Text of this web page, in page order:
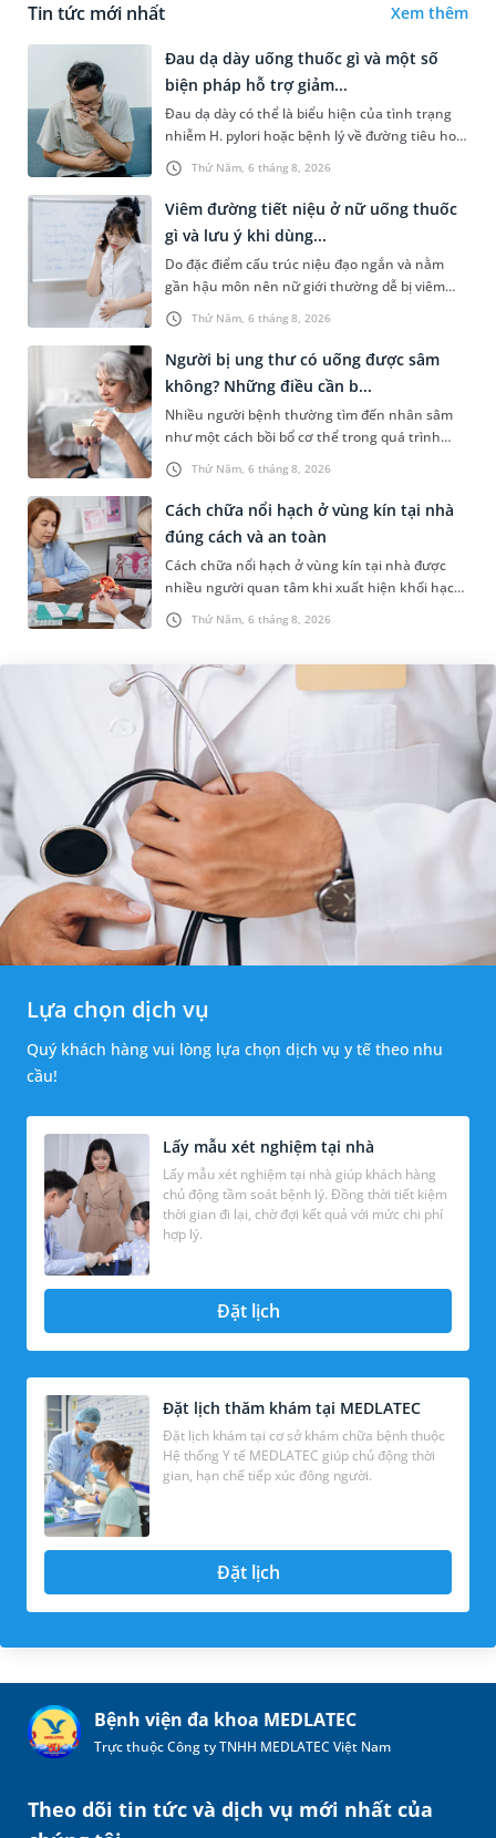
Tin tức mới nhất Xem thêm
Thứ Năm, 6 tháng 8, 2026
Đau dạ dày uống thuốc gì và một số
biện pháp hỗ trợ giảm...
Đau dạ dày có thể là biểu hiện của tình trạng
nhiễm H. pylori hoặc bệnh lý về đường tiêu hoá
khác. Dựa theo nguyên nhân cụ thể, bác sĩ sẽ
cân nhắc chỉ định p...
Thứ Năm, 6 tháng 8, 2026
Viêm đường tiết niệu ở nữ uống thuốc
gì và lưu ý khi dùng...
Do đặc điểm cấu trúc niệu đạo ngắn và nằm
gần hậu môn nên nữ giới thường dễ bị viêm
đường tiết niệu hơn nam giới. Tùy theo nguyên
nhân, mức độ nhiễm trùng và...
Thứ Năm, 6 tháng 8, 2026
Người bị ung thư có uống được sâm
không? Những điều cần b...
Nhiều người bệnh thường tìm đến nhân sâm
như một cách bồi bổ cơ thể trong quá trình
điều trị ung thư. Tuy nhiên, câu hỏi người bị
ung thư có uống được sâm kh...
Thứ Năm, 6 tháng 8, 2026
Cách chữa nổi hạch ở vùng kín tại nhà
đúng cách và an toàn
Cách chữa nổi hạch ở vùng kín tại nhà được
nhiều người quan tâm khi xuất hiện khối hạch
nhỏ ở vùng bẹn hoặc cơ quan sinh dục. Nếu
hạch mới xuất hiện, kích th...
Lựa chọn dịch vụ
Quý khách hàng vui lòng lựa chọn dịch vụ y tế theo nhu
cầu!
Lấy mẫu xét nghiệm tại nhà
Lấy mẫu xét nghiệm tại nhà giúp khách hàng
chủ động tầm soát bệnh lý. Đồng thời tiết kiệm
thời gian đi lại, chờ đợi kết quả với mức chi phí
hợp lý.
Đặt lịch
Đặt lịch thăm khám tại MEDLATEC
Đặt lịch khám tại cơ sở khám chữa bệnh thuộc
Hệ thống Y tế MEDLATEC giúp chủ động thời
gian, hạn chế tiếp xúc đông người.
Đặt lịch
Bệnh viện đa khoa MEDLATEC
Trực thuộc Công ty TNHH MEDLATEC Việt Nam
Theo dõi tin tức và dịch vụ mới nhất của